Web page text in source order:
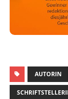
AUTORIN